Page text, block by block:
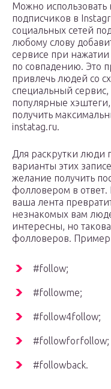
Можно использовать
подписчиков в
социальных сетей
любому слову
сервисе при
по совпадению. Это
привлечь людей со
специальный
популярные
получить
instatag.ru.
Для раскрутки люди
варианты этих
желание получить
фолловером в ответ.
ваша лента
незнакомых вам
интересны, но
фолловеров.
#follow;
#followme;
#follow4follow;
#followforfollow;
#followback.